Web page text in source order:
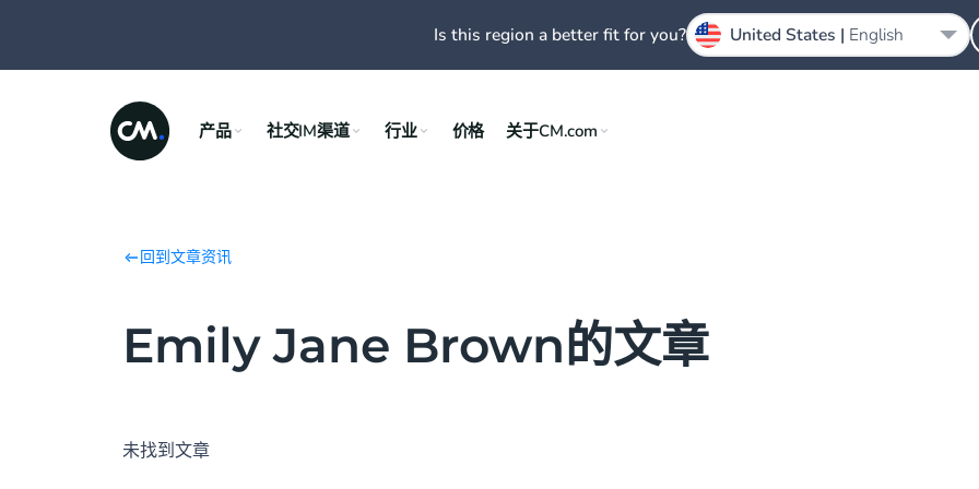
产品 社交IM渠道 行业 价格 关于CM.com
回到文章资讯
Emily Jane Brown的文章
未找到文章
Is this region a better fit for you? United States | English